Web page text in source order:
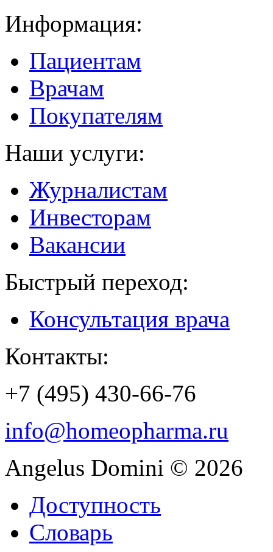
Информация:
Пациентам
Врачам
Покупателям
Наши услуги:
Журналистам
Инвесторам
Вакансии
Быстрый переход:
Консультация врача
Контакты:
+7 (495) 430-66-76
info@homeopharma.ru
Angelus Domini © 2026
Доступность
Словарь